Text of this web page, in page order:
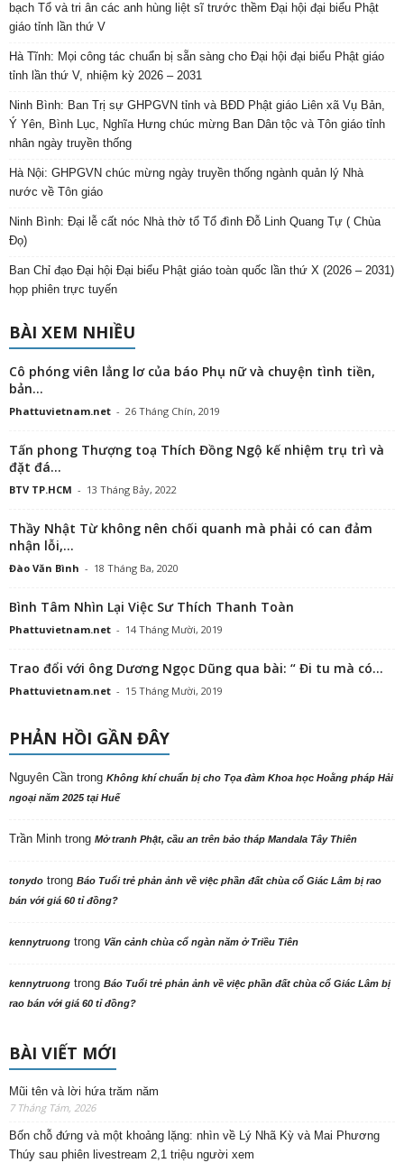
bạch Tổ và tri ân các anh hùng liệt sĩ trước thềm Đại hội đại biểu Phật
giáo tỉnh lần thứ V
Hà Tĩnh: Mọi công tác chuẩn bị sẵn sàng cho Đại hội đại biểu Phật giáo
tỉnh lần thứ V, nhiệm kỳ 2026 – 2031
Ninh Bình: Ban Trị sự GHPGVN tỉnh và BĐD Phật giáo Liên xã Vụ Bản,
Ý Yên, Bình Lục, Nghĩa Hưng chúc mừng Ban Dân tộc và Tôn giáo tỉnh
nhân ngày truyền thống
Hà Nội: GHPGVN chúc mừng ngày truyền thống ngành quản lý Nhà
nước về Tôn giáo
Ninh Bình: Đại lễ cất nóc Nhà thờ tổ Tổ đình Đỗ Linh Quang Tự ( Chùa
Đọ)
Ban Chỉ đạo Đại hội Đại biểu Phật giáo toàn quốc lần thứ X (2026 – 2031)
họp phiên trực tuyến
BÀI XEM NHIỀU
Cô phóng viên lẳng lơ của báo Phụ nữ và chuyện tình tiền,
bản...
Phattuvietnam.net - 26 Tháng Chín, 2019
Tấn phong Thượng toạ Thích Đồng Ngộ kế nhiệm trụ trì và
đặt đá...
BTV TP.HCM - 13 Tháng Bảy, 2022
Thầy Nhật Từ không nên chối quanh mà phải có can đảm
nhận lỗi,...
Đào Văn Bình - 18 Tháng Ba, 2020
Bình Tâm Nhìn Lại Việc Sư Thích Thanh Toàn
Phattuvietnam.net - 14 Tháng Mười, 2019
Trao đổi với ông Dương Ngọc Dũng qua bài: “ Đi tu mà có...
Phattuvietnam.net - 15 Tháng Mười, 2019
PHẢN HỒI GẦN ĐÂY
Nguyên Cần trong Không khí chuẩn bị cho Tọa đàm Khoa học Hoằng pháp Hải
ngoại năm 2025 tại Huế
Trần Minh trong Mở tranh Phật, cầu an trên bảo tháp Mandala Tây Thiên
tonydo trong Báo Tuổi trẻ phản ảnh về việc phần đất chùa cổ Giác Lâm bị rao
bán với giá 60 tỉ đồng?
kennytruong trong Vãn cảnh chùa cổ ngàn năm ở Triều Tiên
kennytruong trong Báo Tuổi trẻ phản ảnh về việc phần đất chùa cổ Giác Lâm bị
rao bán với giá 60 tỉ đồng?
BÀI VIẾT MỚI
Mũi tên và lời hứa trăm năm
7 Tháng Tám, 2026
Bốn chỗ đứng và một khoảng lặng: nhìn về Lý Nhã Kỳ và Mai Phương
Thúy sau phiên livestream 2,1 triệu người xem